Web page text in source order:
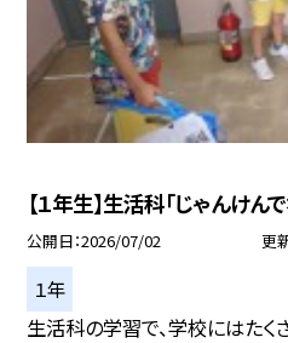
【１年生】生活科「じゃんけん
公開日 2026/07/02 更
１年
生活科の学習で、学校にはた